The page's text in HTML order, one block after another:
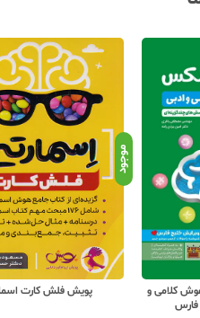
کلامی و
فارس
موجود
پویش فلش کارت